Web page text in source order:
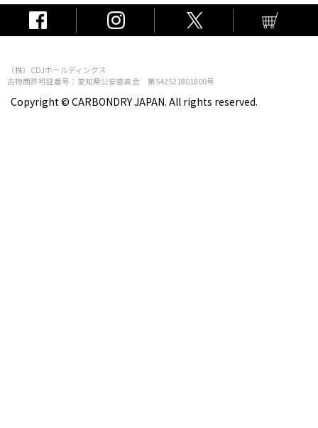
（株）CDJホールディングス
古物商許可証番号：愛知県公安委員会 第542521801800号
Copyright © CARBONDRY JAPAN. All rights reserved.